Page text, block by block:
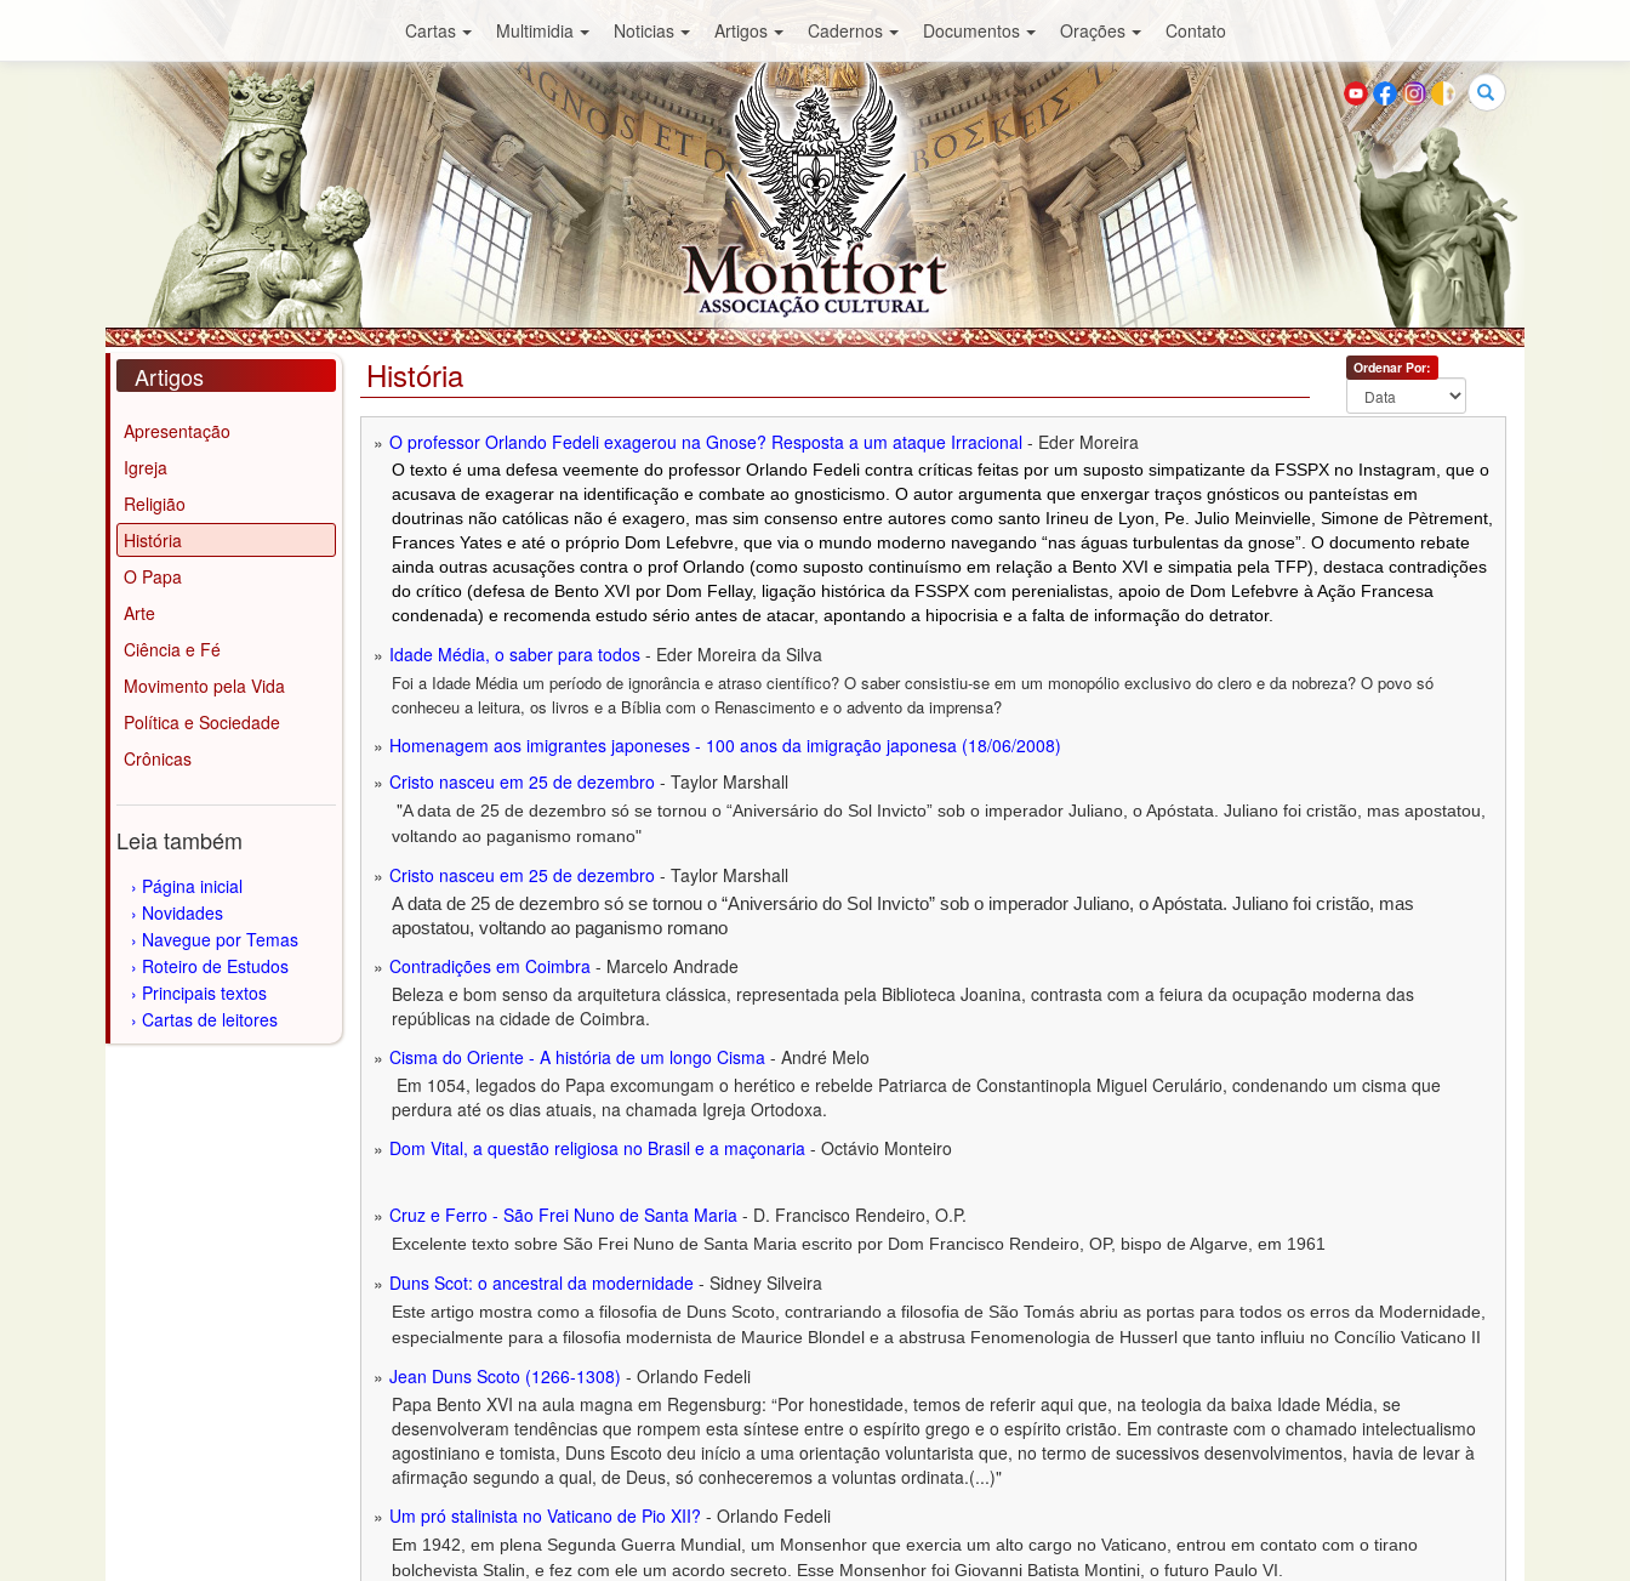
Cartas Multimidia Noticias Artigos Cadernos Documentos Orações Contato
Buscar
Artigos
Apresentação
Igreja
Religião
História
O Papa
Arte
Ciência e Fé
Movimento pela Vida
Política e Sociedade
Crônicas
Leia também
Página inicial
Novidades
Navegue por Temas
Roteiro de Estudos
Principais textos
Cartas de leitores
História Ordenar Por:
O professor Orlando Fedeli exagerou na Gnose? Resposta a um ataque Irracional - Eder Moreira
O texto é uma defesa veemente do professor Orlando Fedeli contra críticas feitas por um suposto simpatizante da FSSPX no Instagram, que o
acusava de exagerar na identificação e combate ao gnosticismo. O autor argumenta que enxergar traços gnósticos ou panteístas em
doutrinas não católicas não é exagero, mas sim consenso entre autores como santo Irineu de Lyon, Pe. Julio Meinvielle, Simone de Pètrement,
Frances Yates e até o próprio Dom Lefebvre, que via o mundo moderno navegando “nas águas turbulentas da gnose”. O documento rebate
ainda outras acusações contra o prof Orlando (como suposto continuísmo em relação a Bento XVI e simpatia pela TFP), destaca contradições
do crítico (defesa de Bento XVI por Dom Fellay, ligação histórica da FSSPX com perenialistas, apoio de Dom Lefebvre à Ação Francesa
condenada) e recomenda estudo sério antes de atacar, apontando a hipocrisia e a falta de informação do detrator.
Idade Média, o saber para todos - Eder Moreira da Silva
Foi a Idade Média um período de ignorância e atraso científico? O saber consistiu-se em um monopólio exclusivo do clero e da nobreza? O povo só
conheceu a leitura, os livros e a Bíblia com o Renascimento e o advento da imprensa?
Homenagem aos imigrantes japoneses - 100 anos da imigração japonesa (18/06/2008)
Cristo nasceu em 25 de dezembro - Taylor Marshall
"A data de 25 de dezembro só se tornou o “Aniversário do Sol Invicto” sob o imperador Juliano, o Apóstata. Juliano foi cristão, mas apostatou,
voltando ao paganismo romano"
Cristo nasceu em 25 de dezembro - Taylor Marshall
A data de 25 de dezembro só se tornou o “Aniversário do Sol Invicto” sob o imperador Juliano, o Apóstata. Juliano foi cristão, mas
apostatou, voltando ao paganismo romano
Contradições em Coimbra - Marcelo Andrade
Beleza e bom senso da arquitetura clássica, representada pela Biblioteca Joanina, contrasta com a feiura da ocupação moderna das
repúblicas na cidade de Coimbra.
Cisma do Oriente - A história de um longo Cisma - André Melo
Em 1054, legados do Papa excomungam o herético e rebelde Patriarca de Constantinopla Miguel Cerulário, condenando um cisma que
perdura até os dias atuais, na chamada Igreja Ortodoxa.
Dom Vital, a questão religiosa no Brasil e a maçonaria - Octávio Monteiro
Cruz e Ferro - São Frei Nuno de Santa Maria - D. Francisco Rendeiro, O.P.
Excelente texto sobre São Frei Nuno de Santa Maria escrito por Dom Francisco Rendeiro, OP, bispo de Algarve, em 1961
Duns Scot: o ancestral da modernidade - Sidney Silveira
Este artigo mostra como a filosofia de Duns Scoto, contrariando a filosofia de São Tomás abriu as portas para todos os erros da Modernidade,
especialmente para a filosofia modernista de Maurice Blondel e a abstrusa Fenomenologia de Husserl que tanto influiu no Concílio Vaticano II
Jean Duns Scoto (1266-1308) - Orlando Fedeli
Papa Bento XVI na aula magna em Regensburg: “Por honestidade, temos de referir aqui que, na teologia da baixa Idade Média, se
desenvolveram tendências que rompem esta síntese entre o espírito grego e o espírito cristão. Em contraste com o chamado intelectualismo
agostiniano e tomista, Duns Escoto deu início a uma orientação voluntarista que, no termo de sucessivos desenvolvimentos, havia de levar à
afirmação segundo a qual, de Deus, só conheceremos a voluntas ordinata.(...)"
Um pró stalinista no Vaticano de Pio XII? - Orlando Fedeli
Em 1942, em plena Segunda Guerra Mundial, um Monsenhor que exercia um alto cargo no Vaticano, entrou em contato com o tirano
bolchevista Stalin, e fez com ele um acordo secreto. Esse Monsenhor foi Giovanni Batista Montini, o futuro Paulo VI.